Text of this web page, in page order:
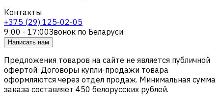
Контакты
+375 (29) 125-02-05
9:00 - 17:00Звонок по Беларуси
Написать нам
Предложения товаров на сайте не является публичной
офертой. Договоры купли-продажи товара
оформляются через отдел продаж. Минимальная сумма
заказа составляет 450 белорусских рублей.